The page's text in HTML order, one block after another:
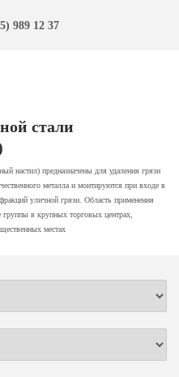
989 12 37
стали
настил) предназначены для удаления грязи
металла и монтируются при входе в
уличной грязи. Область применения
в крупных торговых центрах,
местах